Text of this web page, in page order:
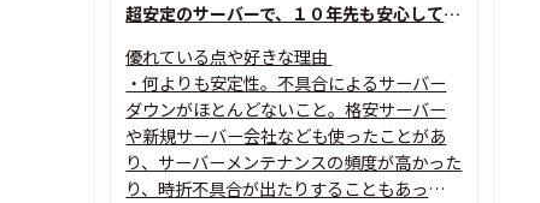
超安定のサーバーで、１０年先も安心して使える
優れている点や好きな理由
・何よりも安定性。不具合によるサーバー
ダウンがほとんどないこと。格安サーバー
や新規サーバー会社なども使ったことがあ
り、サーバーメンテナンスの頻度が高かった
り、時折不具合が出たりすることもあった